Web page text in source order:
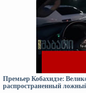
Премьер Кобахидзе:
распространенный